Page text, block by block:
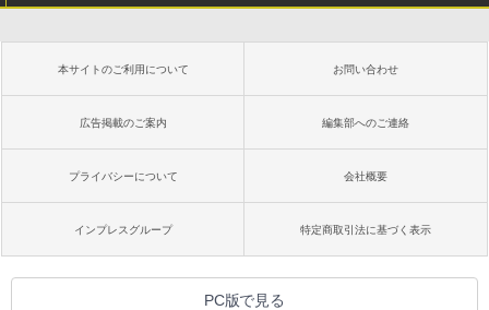
本サイトのご利用について お問い合わせ
広告掲載のご案内 編集部へのご連絡
プライバシーについて 会社概要
インプレスグループ 特定商取引法に基づく表示
PC版で見る